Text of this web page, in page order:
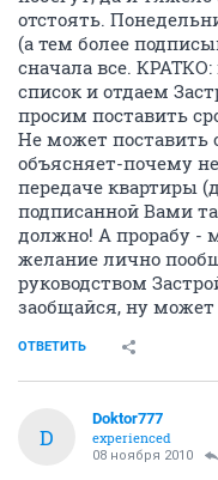
отстоять.
(а тем более
сначала все.
список и отдаем
просим поставить
Не может поставить
объясняет-почему
передаче квартиры
подписанной Вами
должно! А прорабу -
желание лично
руководством
заобщайся, ну может
ОТВЕТИТЬ
D
Doktor777
experienced
08 ноября 2010